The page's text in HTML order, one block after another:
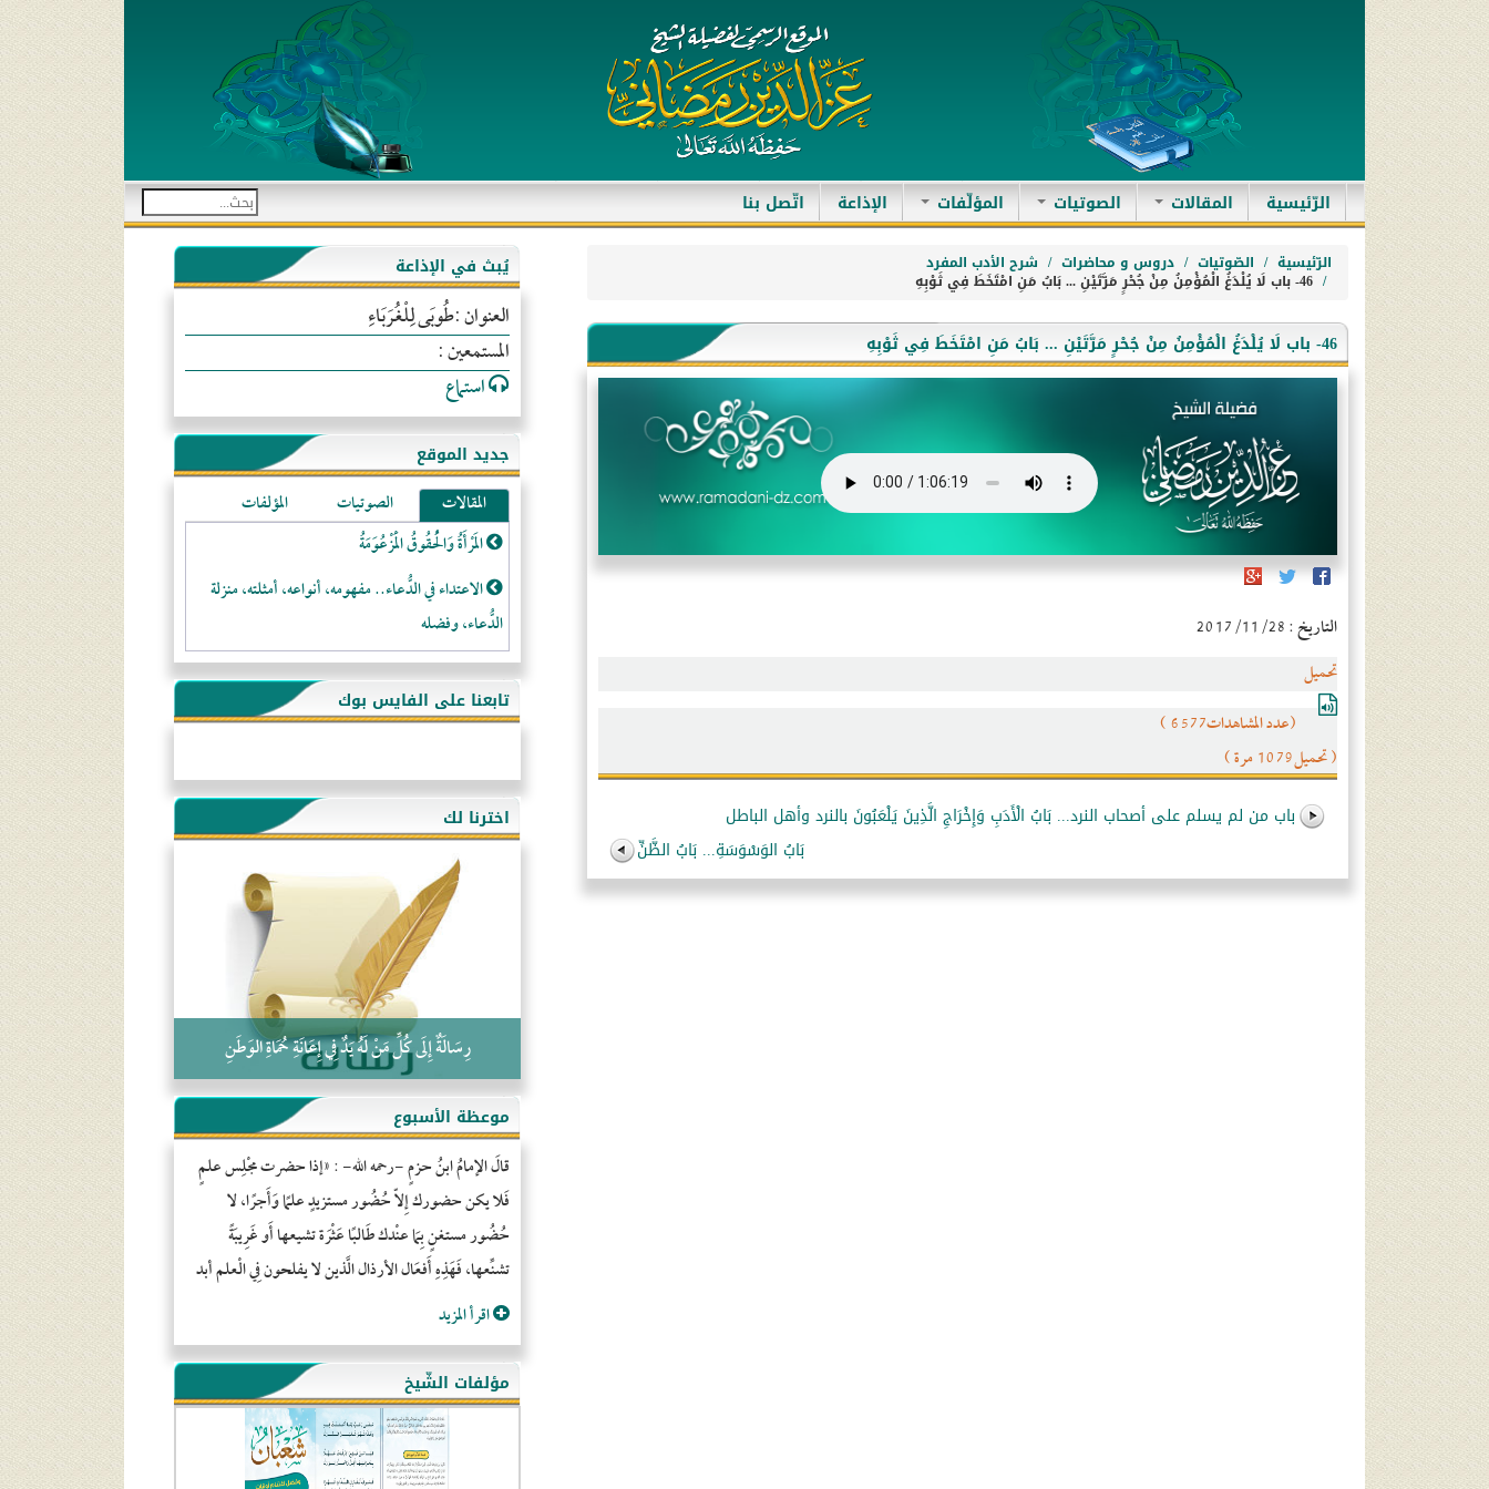
الرّئيسية(current) المقالات الصوتيات المؤلّفات الإذاعة اتّصل بنا
الرّئيسية الصّوتيات دروس و محاضرات شرح الأدب المفرد
46- باب لَا يُلْدَغُ الْمُؤْمِنُ مِنْ جُحْرٍ مَرَّتَيْنِ ... بَابُ مَنِ امْتَخَطَ فِي ثَوْبِهِ
46- باب لَا يُلْدَغُ الْمُؤْمِنُ مِنْ جُحْرٍ مَرَّتَيْنِ ... بَابُ مَنِ امْتَخَطَ فِي ثَوْبِهِ
التاريخ : 2017/11/28
تحميل
(عدد المشاهدات6577 )
( تحميل1079 مرة )
باب من لم يسلم على أصحاب النرد... بَابُ الْأَدَبِ وَإِخْرَاجِ الَّذِينَ يَلْعَبُونَ بالنرد وأهل الباطل
بَابُ الوَسْوَسَةِ... بَابُ الظَّنِّ
يُبث في الإذاعة
العنوان :طُوبَى لِلْغُرَبَاءِ
المستمعين :
استماع
جديد الموقع
المقالات الصوتيات
المؤلفات
المَرْأَةُ وَالْحُقُوقُ الْمَزْعُوَمَةُ
الاعتداء في الدُّعاء.. مفهومه، أنواعه، أمثلته، منزلة
الدُّعاء، وفضله
لا تتَّبعوا عورات الـمسلمين
فقه النَّصيحة عند الصَّحابة الكرام رضي الله عنهم
هذه سبيلنا فماذا تنقمون؟!
أُسُـسُ بَـيْـتِ الـمُسْـلِمِ
التَّعْلِيمُ القُرْآنِي
كلمة إلى إخواني السلفيين في الجزائر
تابعنا على الفايس بوك
اخترنا لك
رِسَالَةٌ إِلَى كُلِّ مَنْ لَهُ يَدٌ فِي إِعَانَةِ حُمَاةِ الوَطَنِ
موعظة الأسبوع
قالَ الإمامُ ابنُ حزمٍ -رحمه الله- : «إذا حضرت مجْلِس علمٍ
فَلا يكن حضورك إِلاّ حُضُور مستزيدٍ علمًا وَأَجرًا، لا
حُضُور مستغنٍ بِمَا عنْدك طَالبًا عَثْرَة تشيعها أَو غَرِيبَةً
تشنِّعها، فَهَذِهِ أَفعَال الأرذال الَّذين لا يفلحون فِي الْعلم أبد
اقرأ المزيد
مؤلفات الشّيخ